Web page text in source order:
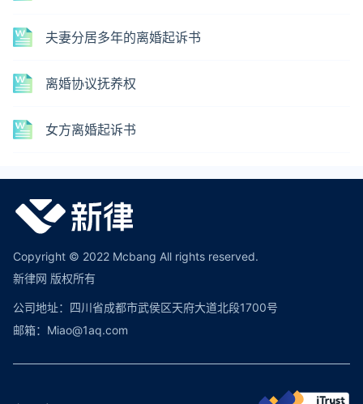
夫妻分居多年的离婚起诉书
离婚协议抚养权
女方离婚起诉书
Copyright © 2022 Mcbang All rights reserved.
新律网 版权所有
公司地址：四川省成都市武侯区天府大道北段1700号
邮箱：Miao@1aq.com